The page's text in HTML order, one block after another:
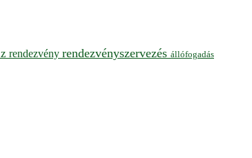
rendezvény rendezvényszervezés állófogadás